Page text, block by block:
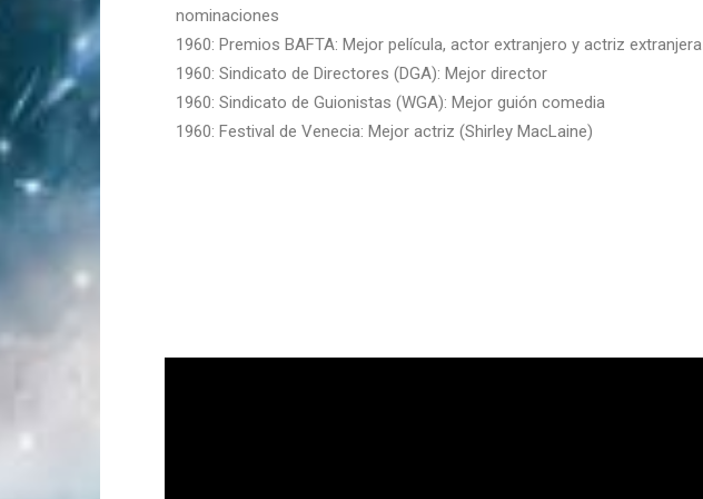
nominaciones
1960: Premios BAFTA: Mejor película, actor extranjero y actriz extranjera
1960: Sindicato de Directores (DGA): Mejor director
1960: Sindicato de Guionistas (WGA): Mejor guión comedia
1960: Festival de Venecia: Mejor actriz (Shirley MacLaine)